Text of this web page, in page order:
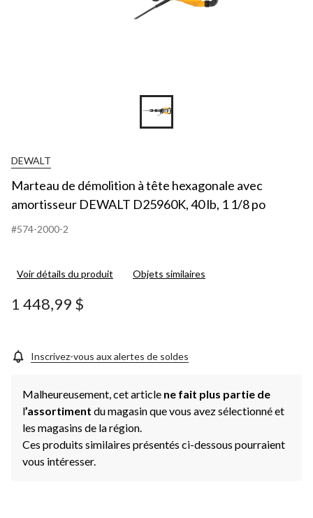
DEWALT
Marteau de démolition à tête hexagonale avec
amortisseur DEWALT D25960K, 40 lb, 1 1/8 po
#574-2000-2
Voir détails du produit Objets similaires
1 448,99 $
Inscrivez-vous aux alertes de soldes
Malheureusement, cet article ne fait plus partie de
l’assortiment du magasin que vous avez sélectionné et
les magasins de la région.
Ces produits similaires présentés ci-dessous pourraient
vous intéresser.